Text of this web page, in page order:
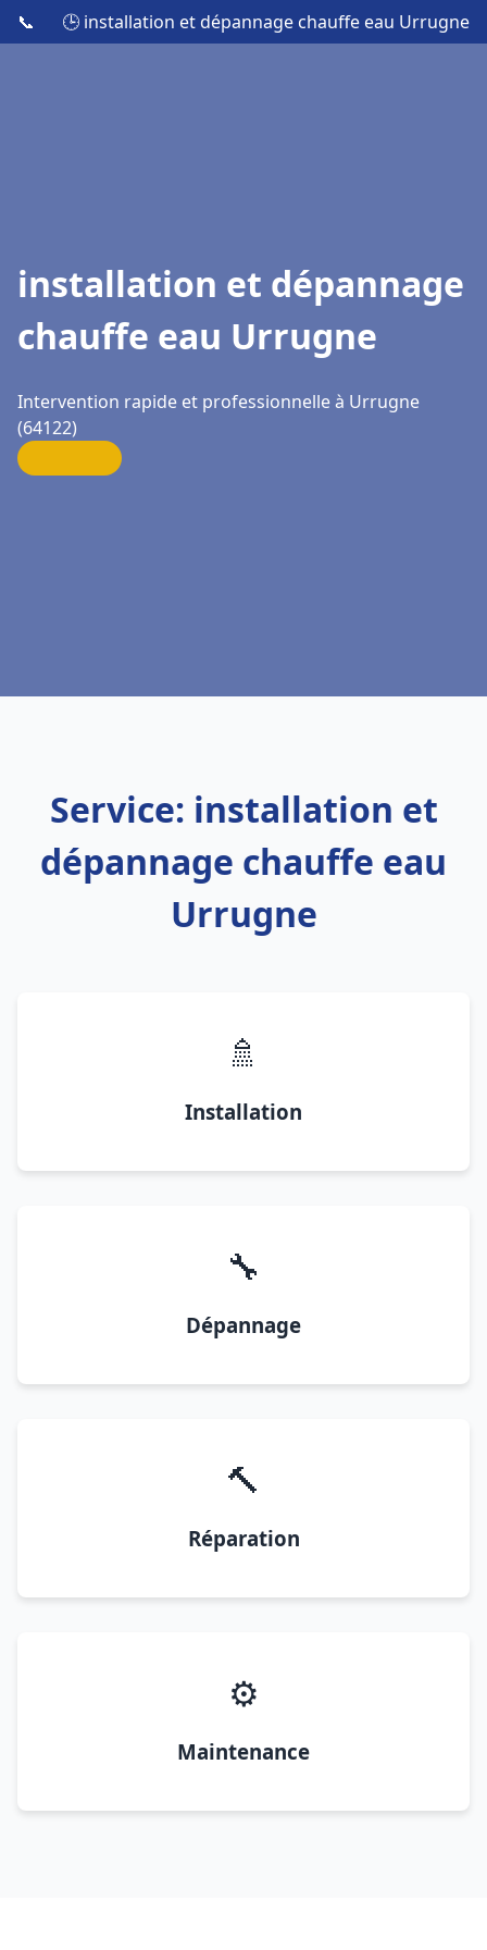
📞 🕒 installation et dépannage chauffe eau Urrugne
installation et dépannage
chauffe eau Urrugne
Intervention rapide et professionnelle à Urrugne
(64122)
Service: installation et
dépannage chauffe eau
Urrugne
🚿
Installation
🔧
Dépannage
🔨
Réparation
⚙️
Maintenance